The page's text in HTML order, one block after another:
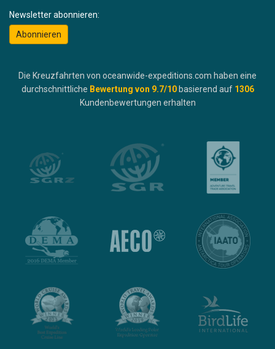
Newsletter abonnieren:
Abonnieren
Die Kreuzfahrten von oceanwide-expeditions.com haben eine
durchschnittliche Bewertung von 9.7/10 basierend auf 1306
Kundenbewertungen erhalten